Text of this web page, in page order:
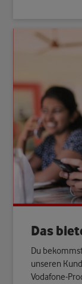
Das
Du
unseren
Vodafone-